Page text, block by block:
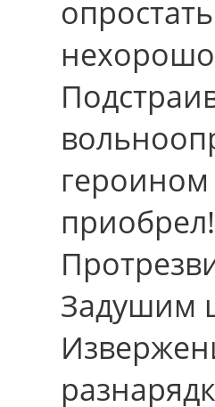
нехорошо
Задушим